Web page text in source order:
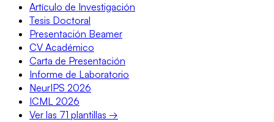
Artículo de Investigación
Tesis Doctoral
Presentación Beamer
CV Académico
Carta de Presentación
Informe de Laboratorio
NeurIPS 2026
ICML 2026
Ver las 71 plantillas →